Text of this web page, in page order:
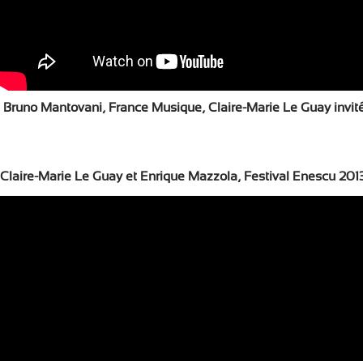
Bruno Mantovani, France Musique, Claire-Marie Le Guay
Claire-Marie Le Guay et Enrique Mazzola, Festival Enescu